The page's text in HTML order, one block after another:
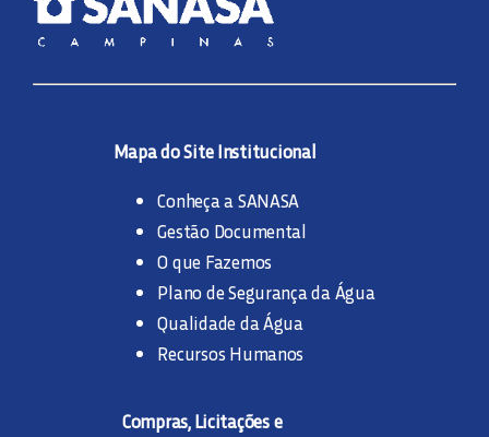
Mapa do Site Institucional
Conheça a SANASA
Gestão Documental
O que Fazemos
Plano de Segurança da Água
Qualidade da Água
Recursos Humanos
Compras, Licitações e